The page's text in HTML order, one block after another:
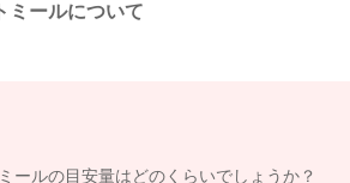
ミールについて
ールの目安量はどのくらいでしょうか？